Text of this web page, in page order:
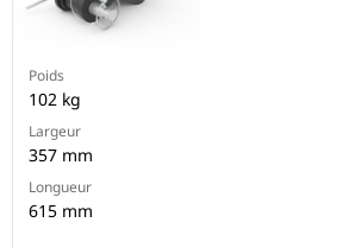
Poids
102 kg
Largeur
357 mm
Longueur
615 mm